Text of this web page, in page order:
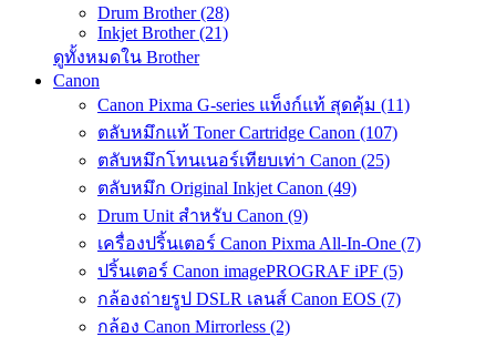
Drum Brother (28)
Inkjet Brother (21)
ดูทั้งหมดใน Brother
Canon
Canon Pixma G-series แท็งก์แท้ สุดคุ้ม (11)
ตลับหมึกแท้ Toner Cartridge Canon (107)
ตลับหมึกโทนเนอร์เทียบเท่า Canon (25)
ตลับหมึก Original Inkjet Canon (49)
Drum Unit สำหรับ Canon (9)
เครื่องปริ้นเตอร์ Canon Pixma All-In-One (7)
ปริ้นเตอร์ Canon imagePROGRAF iPF (5)
กล้องถ่ายรูป DSLR เลนส์ Canon EOS (7)
กล้อง Canon Mirrorless (2)